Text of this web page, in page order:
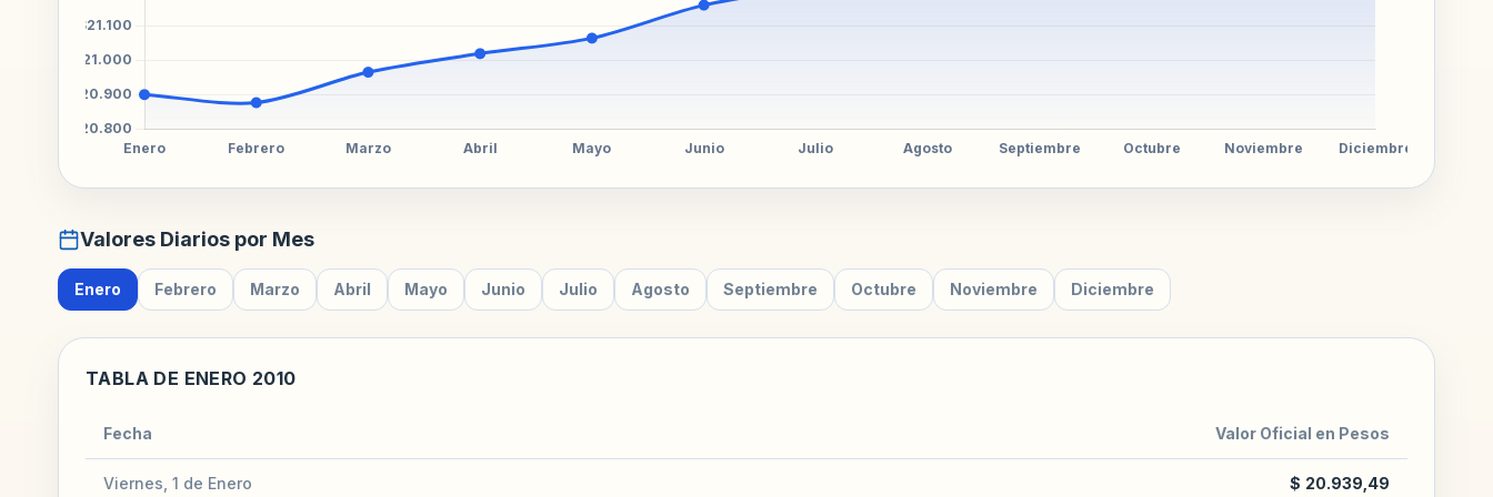
Valores Diarios por Mes
Enero Febrero Marzo Abril Mayo Junio Julio Agosto Septiembre Octubre Noviembre Diciembre
TABLA DE ENERO 2010
Fecha Valor Oficial en Pesos
Viernes, 1 de Enero $ 20.939,49